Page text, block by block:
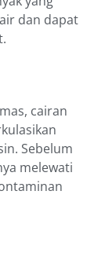
dan dapat
cairan
Sebelum
melewati